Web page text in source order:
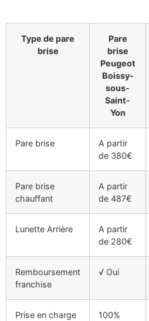
Type de pare
brise
Pare
brise
Peugeot
Boissy-
sous-
Saint-
Yon
Pare brise
A partir
de 380€
Pare brise
chauffant
A partir
de 487€
Lunette Arrière
A partir
de 280€
Remboursement
franchise
√ Oui
Prise en charge
100%